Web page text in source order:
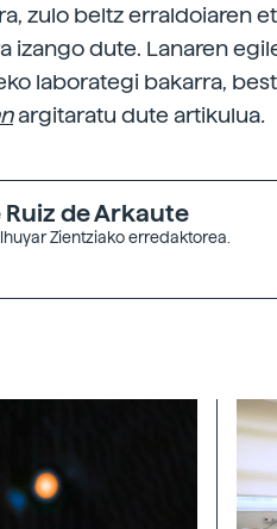
zulo beltz erraldoiaren
izango dute. Lanaren
laborategi bakarra,
argitaratu dute artikulua.
de Arkaute
Zientziako erredaktorea.